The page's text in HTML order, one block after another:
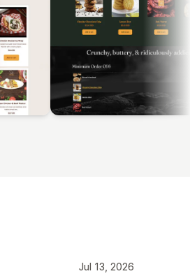
Jul 13, 2026